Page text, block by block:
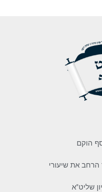
הוקם
הרחב את שיעורי
שליט"א